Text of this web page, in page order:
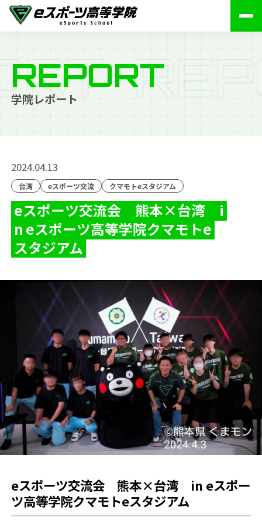
RT REP
REPORT
学院レポート
2024.04.13
台湾 eスポーツ交流 クマモトeスタジアム
eスポーツ交流会 熊本×台湾 i
n eスポーツ高等学院クマモトe
スタジアム
eスポーツ交流会 熊本×台湾 in eスポー
ツ高等学院クマモトeスタジアム